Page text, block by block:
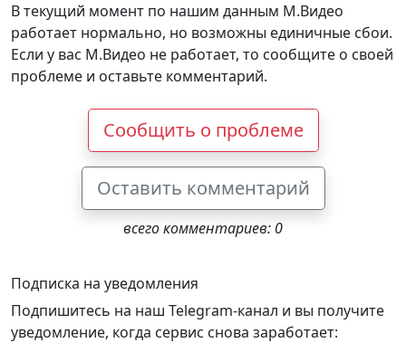
В текущий момент по нашим данным М.Видео
работает нормально, но возможны единичные сбои.
Если у вас М.Видео не работает, то сообщите о своей
проблеме и оставьте комментарий.
Сообщить о проблеме
Оставить комментарий
всего комментариев: 0
Подписка на уведомления
Подпишитесь на наш Telegram-канал и вы получите
уведомление, когда сервис снова заработает: